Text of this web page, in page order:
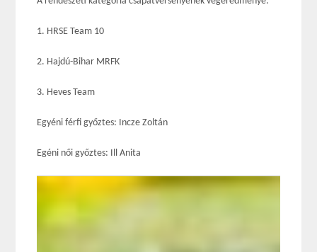
1. HRSE Team 10
2. Hajdú-Bihar MRFK
3. Heves Team
Egyéni férfi győztes: Incze Zoltán
Egéni női győztes: Ill Anita